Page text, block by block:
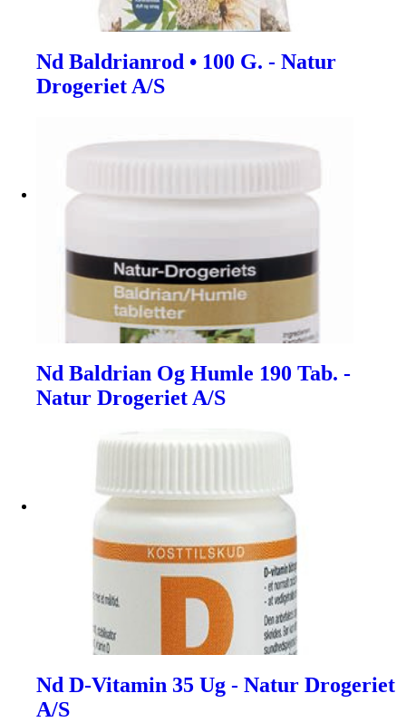
Nd Baldrianrod • 100 G. - Natur
Drogeriet A/S
Nd Baldrian Og Humle 190 Tab. -
Natur Drogeriet A/S
Nd D-Vitamin 35 Ug - Natur Drogeriet
A/S